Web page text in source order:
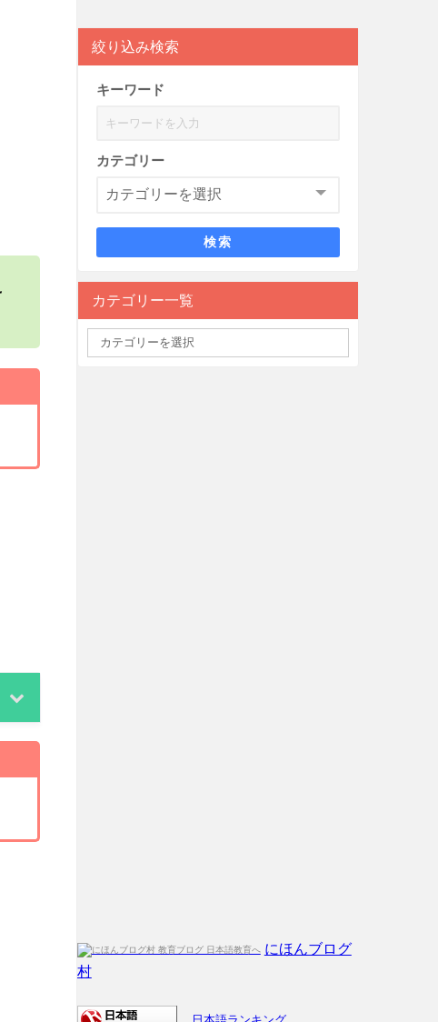
絞り込み検索
キーワード
カテゴリー
検索
カテゴリー一覧
にほんブログ
村